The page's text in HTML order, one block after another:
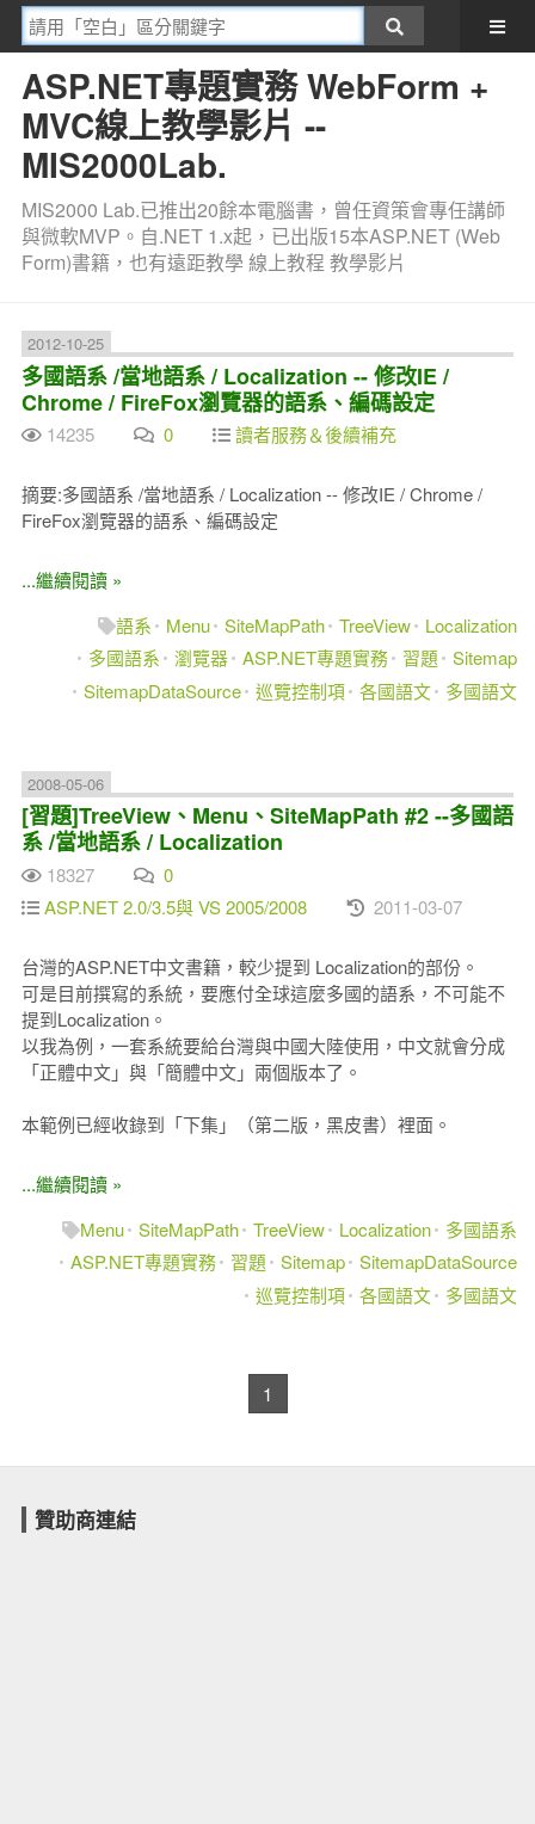
ASP.NET專題實務 WebForm +
MVC線上教學影片 --
MIS2000Lab.
MIS2000 Lab.已推出20餘本電腦書，曾任資策會專任講師
與微軟MVP。自.NET 1.x起，已出版15本ASP.NET (Web
Form)書籍，也有遠距教學 線上教程 教學影片
2012-10-25
多國語系 /當地語系 / Localization -- 修改IE /
Chrome / FireFox瀏覽器的語系、編碼設定
14235 0 讀者服務＆後續補充
摘要:多國語系 /當地語系 / Localization -- 修改IE / Chrome /
FireFox瀏覽器的語系、編碼設定
...繼續閱讀 »
語系
Menu SiteMapPath TreeView
Localization
多國語系
瀏覽器 ASP.NET專題實務 習題 Sitemap
SitemapDataSource 巡覽控制項 各國語文 多國語文
2008-05-06
[習題]TreeView、Menu、SiteMapPath #2 --多國語
系 /當地語系 / Localization
18327
0
ASP.NET 2.0/3.5與 VS 2005/2008
2011-03-07
台灣的ASP.NET中文書籍，較少提到 Localization的部份。
可是目前撰寫的系統，要應付全球這麼多國的語系，不可能不
提到Localization。
以我為例，一套系統要給台灣與中國大陸使用，中文就會分成
「正體中文」與「簡體中文」兩個版本了。
本範例已經收錄到「下集」（第二版，黑皮書）裡面。
...繼續閱讀 »
Menu SiteMapPath TreeView Localization
多國語系
ASP.NET專題實務
習題 Sitemap SitemapDataSource
巡覽控制項 各國語文 多國語文
1
贊助商連結